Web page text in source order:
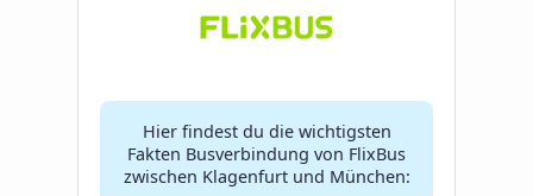
Hier findest du die wichtigsten
Fakten Busverbindung von FlixBus
zwischen Klagenfurt und München: